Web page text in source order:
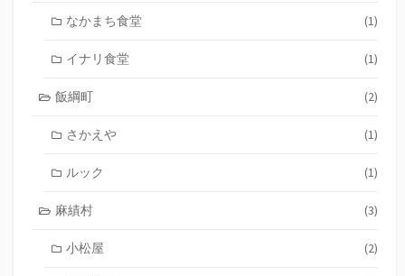
なかまち食堂 (1)
イナリ食堂 (1)
飯綱町 (2)
さかえや (1)
ルック (1)
麻績村 (3)
小松屋 (2)